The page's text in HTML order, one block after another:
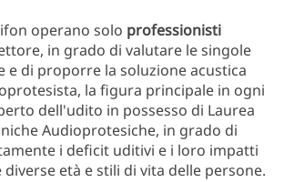
operano solo professionisti
in grado di valutare le singole
e di proporre la soluzione acustica
la figura principale in ogni
dell'udito in possesso di Laurea
Audioprotesiche, in grado di
i deficit uditivi e i loro impatti
diverse età e stili di vita delle persone.